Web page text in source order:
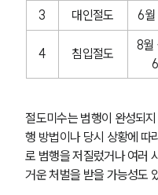
3 대인절도 6월
4 침입절도
8월
절도미수는 범행이 완성되
행 방법이나 당시 상황에 따
로 범행을 저질렀거나 여러
거운 처벌을 받을 가능성도